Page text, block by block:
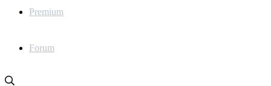
Premium
Forum